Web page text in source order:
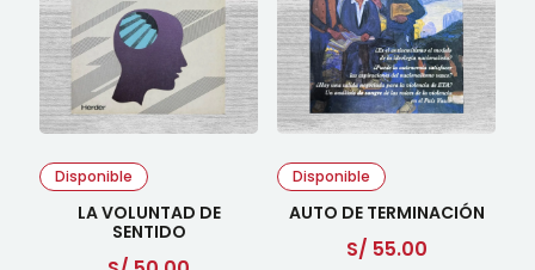
Disponible
LA VOLUNTAD DE
SENTIDO
Disponible
AUTO DE TERMINACIÓN
S/ 55.00